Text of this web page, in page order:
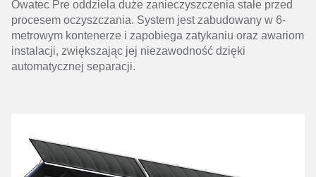
Owatec Pre oddziela duże zanieczyszczenia stałe przed
procesem oczyszczania. System jest zabudowany w 6-
metrowym kontenerze i zapobiega zatykaniu oraz awariom
instalacji, zwiększając jej niezawodność dzięki
automatycznej separacji.